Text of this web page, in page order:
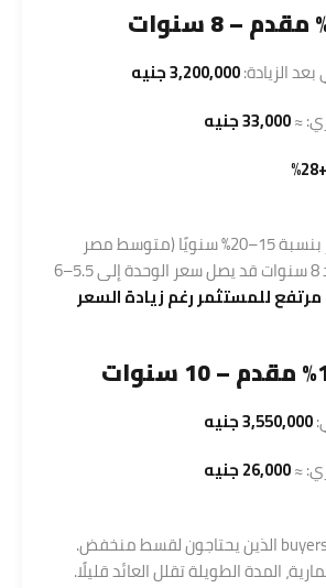
الزيادة:3,200,000 جنيه
≈33,000 جنيه
+28%
إذا ارتفع سعر المتر بنسبة 15–20% سنويًا (متوسط مصر
2020–2024)، فبعد 8 سنوات قد يصل سعر الوحدة إلى 5.5–6
مرتفع للمستثمر رغم زيادة السعر
3,550,000 جنيه
≈26,000 جنيه
المدة الطويلة تقلل العائد قليلًا.